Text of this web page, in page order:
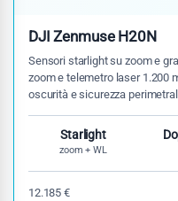
DJI Zenmuse H20N
Sensori starlight su zoom e
zoom e telemetro laser 1.200
oscurità e sicurezza
Starlight
zoom + WL
12.185 €